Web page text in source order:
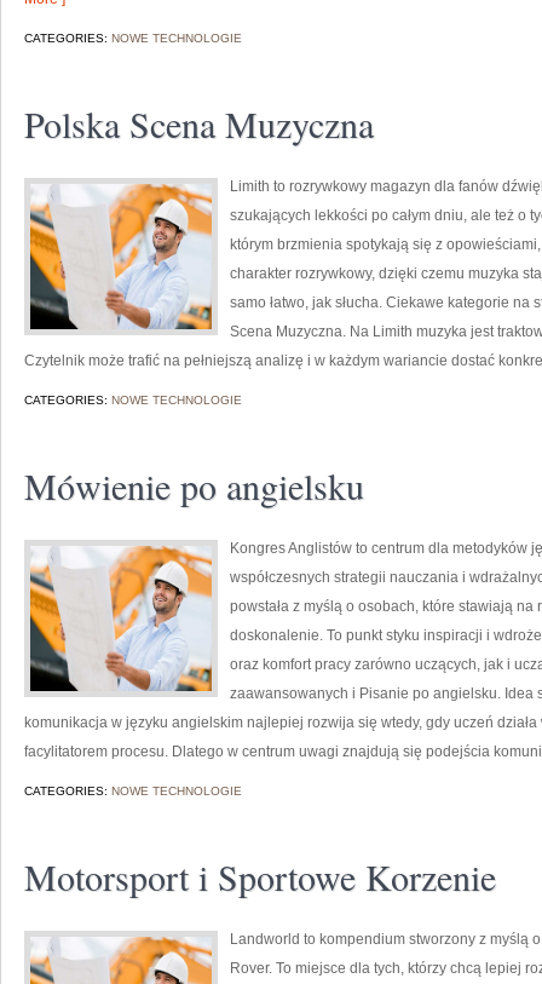
CATEGORIES: NOWE TECHNOLOGIE
Polska Scena Muzyczna
Limith to rozrywkowy magazyn dla fanów
szukających lekkości po całym dniu, ale też o
którym brzmienia spotykają się z
charakter rozrywkowy, dzięki czemu muzyka
samo łatwo, jak słucha. Ciekawe kategorie
Scena Muzyczna. Na Limith muzyka jest
Czytelnik może trafić na pełniejszą analizę i w każdym wariancie dostać
CATEGORIES: NOWE TECHNOLOGIE
Mówienie po angielsku
Kongres Anglistów to centrum dla metodyków
współczesnych strategii nauczania i
powstała z myślą o osobach, które stawiają na
doskonalenie. To punkt styku inspiracji i
oraz komfort pracy zarówno uczących, jak i
zaawansowanych i Pisanie po angielsku. Idea
komunikacja w języku angielskim najlepiej rozwija się wtedy, gdy uczeń
facylitatorem procesu. Dlatego w centrum uwagi znajdują się podejścia
CATEGORIES: NOWE TECHNOLOGIE
Motorsport i Sportowe Korzenie
Landworld to kompendium stworzony z myślą
Rover. To miejsce dla tych, którzy chcą lepiej